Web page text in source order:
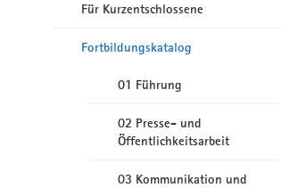
Für Kurzentschlossene
Fortbildungskatalog
01 Führung
02 Presse- und
Öffentlichkeitsarbeit
03 Kommunikation und